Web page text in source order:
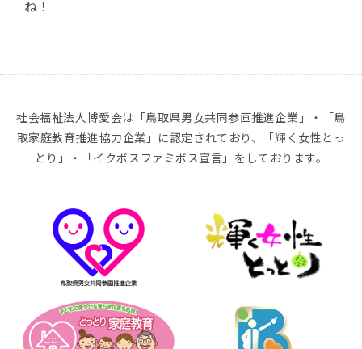
ね！
社会福祉法人博愛会は「鳥取県男女共同参画推進企業」・「鳥
取家庭教育推進協力企業」に認定されており、「輝く女性とっ
とり」・「イクボスファミボス宣言」をしております。